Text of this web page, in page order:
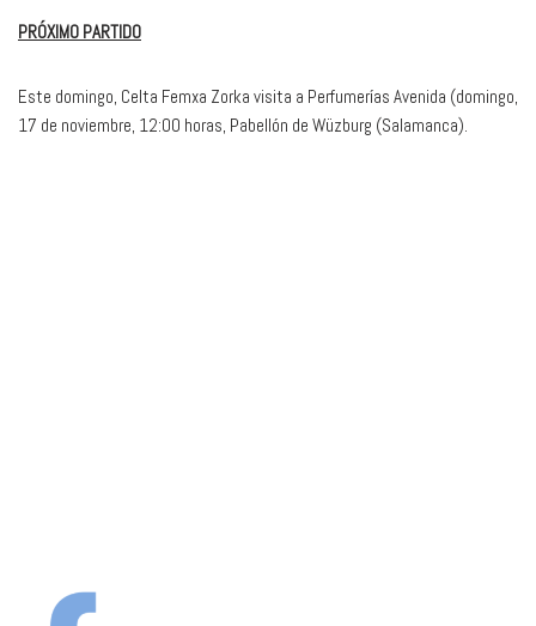
PRÓXIMO PARTIDO
Este domingo, Celta Femxa Zorka visita a Perfumerías Avenida (domingo,
17 de noviembre, 12:00 horas, Pabellón de Wüzburg (Salamanca).